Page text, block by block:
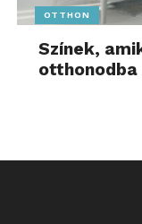
OTTHON
Színek,
otthonodba